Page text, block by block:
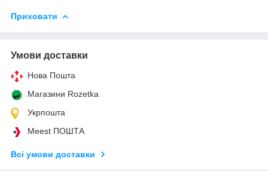
Приховати
Умови доставки
Нова Пошта
Магазини Rozetka
Укрпошта
Meest ПОШТА
Всі умови доставки